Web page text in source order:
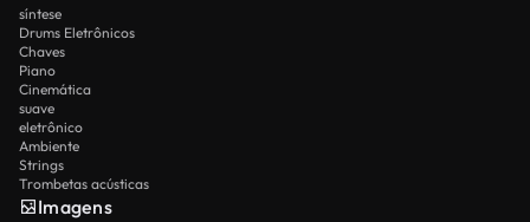
síntese
Drums Eletrônicos
Chaves
Piano
Cinemática
suave
eletrônico
Ambiente
Strings
Trombetas acústicas
Imagens